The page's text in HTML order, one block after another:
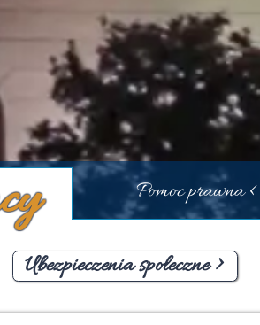
Pomoc prawna <
Ubezpieczenia społeczne >